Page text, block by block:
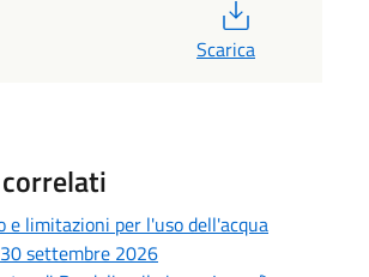
Scarica
e limitazioni per l'uso dell'acqua
settembre 2026